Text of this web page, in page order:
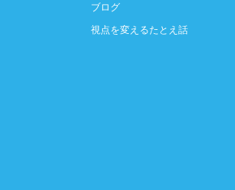
ブログ
視点を変えるたとえ話